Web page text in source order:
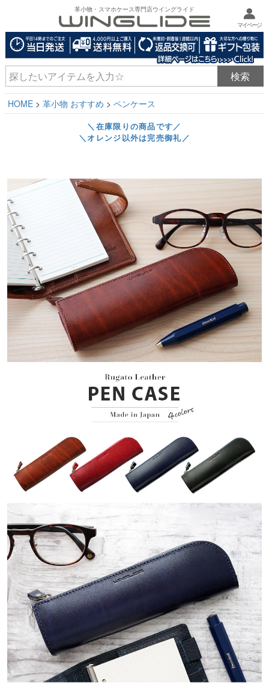
革小物・スマホケース専門店ウイングライド
マイページ
HOME 革小物 おすすめ ペンケース
＼在庫限りの商品です／
＼オレンジ以外は完売御礼／